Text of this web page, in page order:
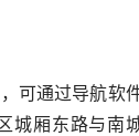
城厢东路与南